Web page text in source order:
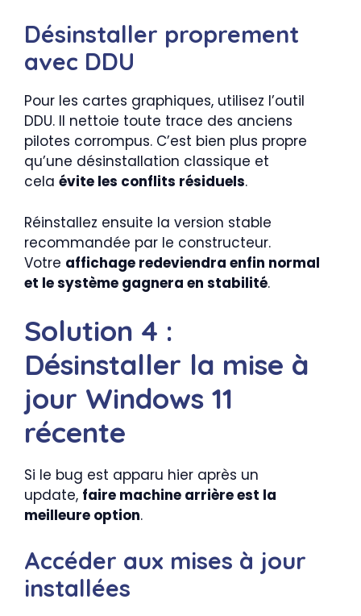
Désinstaller proprement
avec DDU
Pour les cartes graphiques, utilisez l’outil
DDU. Il nettoie toute trace des anciens
pilotes corrompus. C’est bien plus propre
qu’une désinstallation classique et
cela évite les conflits résiduels.
Réinstallez ensuite la version stable
recommandée par le constructeur.
Votre affichage redeviendra enfin normal
et le système gagnera en stabilité.
Solution 4 :
Désinstaller la mise à
jour Windows 11
récente
Si le bug est apparu hier après un
update, faire machine arrière est la
meilleure option.
Accéder aux mises à jour
installées